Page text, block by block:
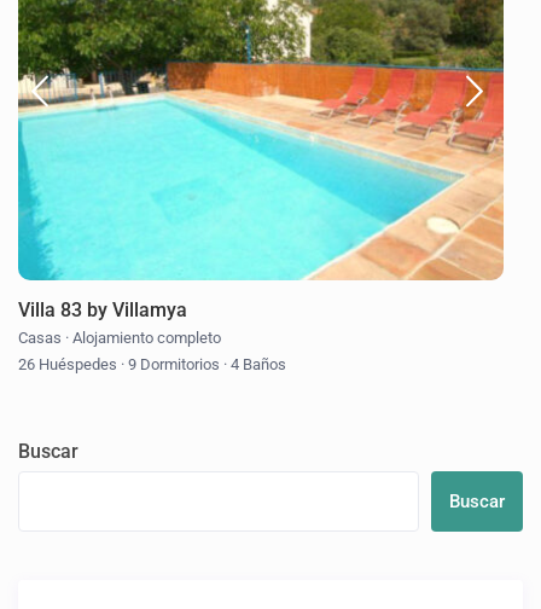
Villa 83 by Villamya
Casas · Alojamiento completo
26 Huéspedes · 9 Dormitorios · 4 Baños
Buscar
Buscar